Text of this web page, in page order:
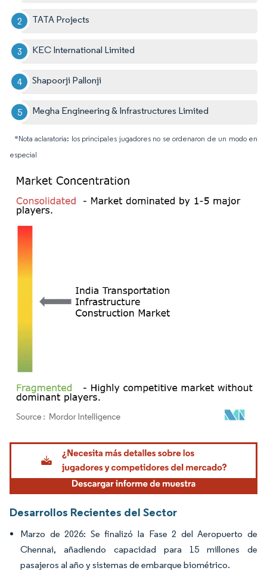
TATA Projects
KEC International Limited
Shapoorji Pallonji
Megha Engineering & Infrastructures Limited
*Nota aclaratoria: los principales jugadores no se ordenaron de un modo en
especial
Imagen © Mordor Intelligence. El uso requiere atribución según CC BY 4.0.
Desarrollos Recientes del Sector
Marzo de 2026: Se finalizó la Fase 2 del Aeropuerto de
Chennai, añadiendo capacidad para 15 millones de
pasajeros al año y sistemas de embarque biométrico.